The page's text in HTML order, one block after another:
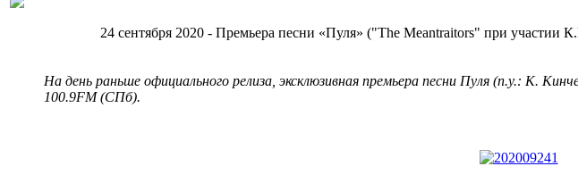
24 сентября 2020 - Премьера песни «Пуля» ("The Meantraitors" при
На день раньше официального релиза, эксклюзивная премьера песни Пуля (п.у.: К.
100.9FM (СПб).